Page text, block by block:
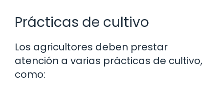
Prácticas de cultivo
Los agricultores deben prestar
atención a varias prácticas de cultivo,
como: